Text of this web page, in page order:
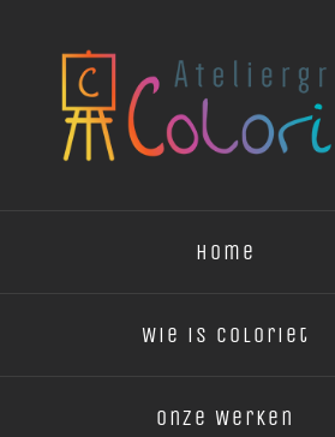
Home
Wie is Coloriet
Onze Werken